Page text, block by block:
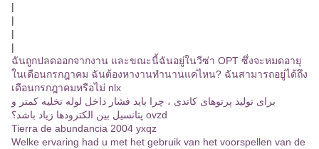
|
|
|
|
ฉันถูกปลดออกจากงาน และขณะนี้ฉันอยู่ในวีซ่า OPT ซึ่งจะหมดอายุ
ในเดือนกรกฎาคม ฉันต้องหางานทำนานแค่ไหน? ฉันสามารถอยู่ได้ถึง
เดือนกรกฎาคมหรือไม่ nlx
برای تولید پرتوهای کاتدی ، چرا باید فشار داخل لوله تخلیه کمتر و
پتانسیل بین الکترودها زیاد باشد؟ ovzd
Tierra de abundancia 2004 yxqz
Welke ervaring had u met het gebruik van het voorspellen van de